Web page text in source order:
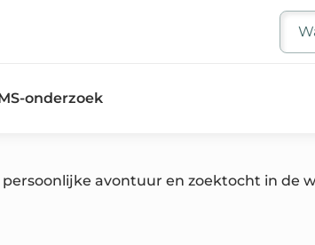
onderzoek
avontuur en zoektocht in de